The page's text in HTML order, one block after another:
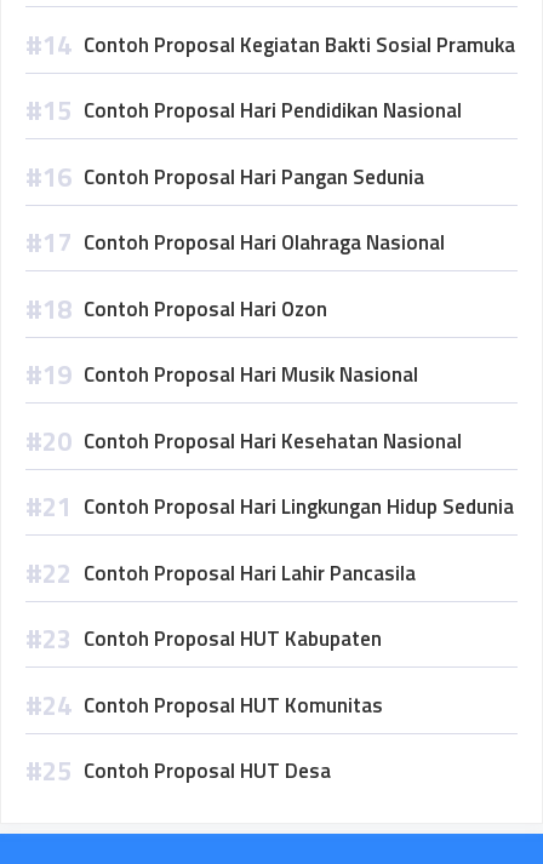
Contoh Proposal Kegiatan Bakti Sosial Pramuka
Contoh Proposal Hari Pendidikan Nasional
Contoh Proposal Hari Pangan Sedunia
Contoh Proposal Hari Olahraga Nasional
Contoh Proposal Hari Ozon
Contoh Proposal Hari Musik Nasional
Contoh Proposal Hari Kesehatan Nasional
Contoh Proposal Hari Lingkungan Hidup Sedunia
Contoh Proposal Hari Lahir Pancasila
Contoh Proposal HUT Kabupaten
Contoh Proposal HUT Komunitas
Contoh Proposal HUT Desa